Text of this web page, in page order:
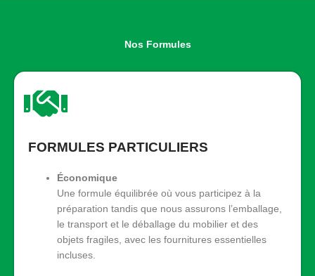
Nos Formules
FORMULES PARTICULIERS
Économique
Une formule équilibrée où vous participez à la
préparation tandis que nous assurons l’emballage,
le transport et le déballage du mobilier et des
objets fragiles, avec les fournitures essentielles
incluses.